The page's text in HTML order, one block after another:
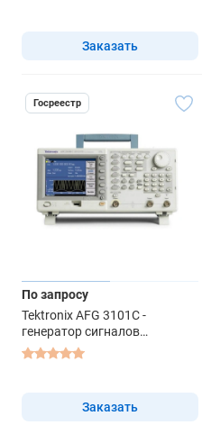
Заказать
Госреестр
По запросу
Tektronix AFG 3101C -
генератор сигналов
специальной формы
Заказать